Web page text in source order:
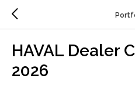
HAVAL Dealer
2026